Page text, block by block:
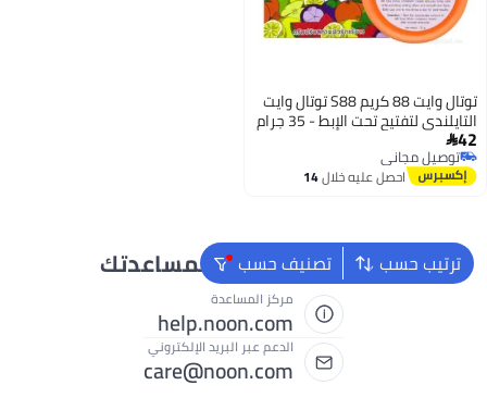
توتال وايت 88 كريم S88 توتال وايت
التايلندي لتفتيح تحت الإبط - 35 جرام
42
توصيل مجاني
توصيل مجانياحصل عليه خلال14
ترتيب حسب تصنيف حسب
نحن دائماً جاهزون لمساعدتك
مركز المساعدة
help.noon.com
الدعم عبر البريد الإلكتروني
care@noon.com